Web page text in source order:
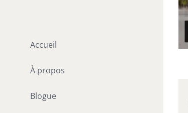
Accueil
À propos
Blogue